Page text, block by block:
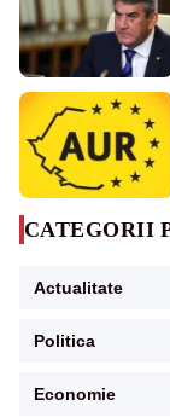
CATEGORII
Actualitate
Politica
Economie